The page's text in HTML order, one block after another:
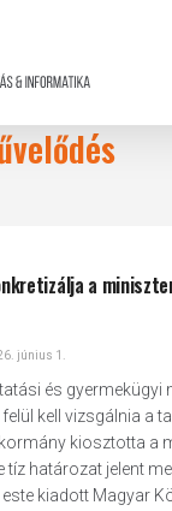
a
június 1.
és gyermekügyi
felül kell vizsgálnia a
kiosztotta a
tíz határozat jelent
kiadott Magyar